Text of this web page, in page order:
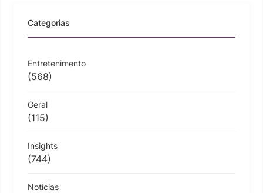
Categorias
Entretenimento
(568)
Geral
(115)
Insights
(744)
Notícias